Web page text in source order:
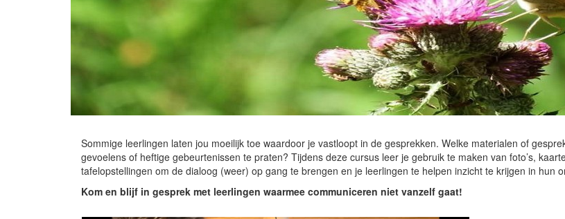
Sommige leerlingen laten jou moeilijk toe waardoor je vastloopt in de gesprekken. Welke materialen of
gevoelens of heftige gebeurtenissen te praten? Tijdens deze cursus leer je gebruik te maken van foto’s,
tafelopstellingen om de dialoog (weer) op gang te brengen en je leerlingen te helpen inzicht te krijgen in hun
Kom en blijf in gesprek met leerlingen waarmee communiceren niet vanzelf gaat!